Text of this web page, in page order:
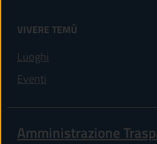
VIVERE TEMÙ
Luoghi
Eventi
Amministrazione